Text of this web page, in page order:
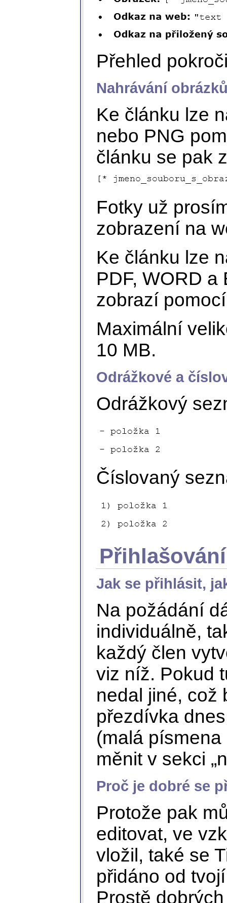
Přehled
Nahrávání
Ke článku lze
nebo PNG
článku se pak
Fotky už
zobrazení na
Ke článku lze
PDF, WORD
zobrazí
Maximální
10 MB.
Odrážkové a
Odrážkový
Číslovaný
Přihlašování
Jak se přihlásit,
Na požádání
individuálně,
každý člen
viz níž. Pokud
nedal jiné, což
přezdívka
(malá
měnit v sekci
Proč je dobré se
Protože pak
editovat, ve
vložil, také se
přidáno od
Prostě